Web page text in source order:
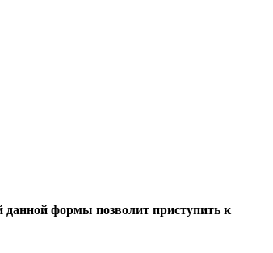
данной формы позволит приступить к